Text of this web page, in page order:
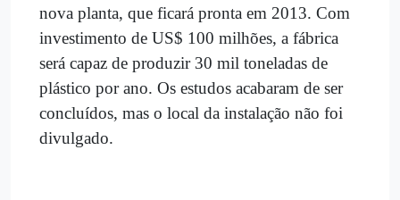
nova planta, que ficará pronta em 2013. Com
investimento de US$ 100 milhões, a fábrica
será capaz de produzir 30 mil toneladas de
plástico por ano. Os estudos acabaram de ser
concluídos, mas o local da instalação não foi
divulgado.